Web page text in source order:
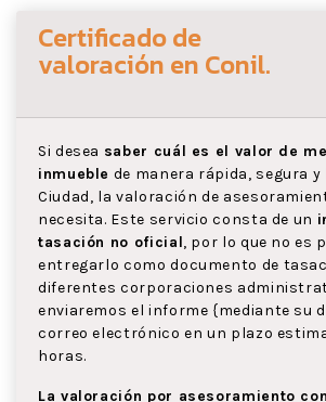
Certificado de
valoración en Conil.
Si desea saber cuál es el valor de
inmueble de manera rápida, segura
Ciudad, la valoración de
necesita. Este servicio consta de un
tasación no oficial, por lo que no es
entregarlo como documento de
diferentes corporaciones
enviaremos el informe {mediante su
correo electrónico en un plazo
horas.
La valoración por asesoramiento